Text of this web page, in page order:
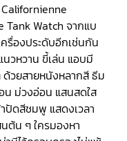
Tank Watch จากแบ
รื่องประดับอีกเช่นกัน
วหวาน ขี้เล่น แอบมี
ด้วยสายหนังหลากสี ธีม
ม่วงอ่อน แสนสดใส
ปัดสีชมพู แสดงเวลา
ต้น ๆ ใครมองหา